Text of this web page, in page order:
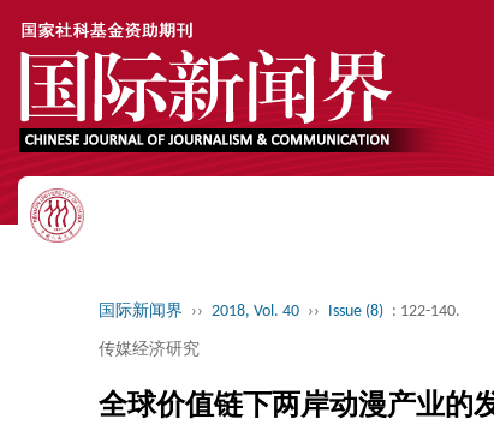
国际新闻界 ›› 2018, Vol. 40 ›› Issue (8) : 122-140.
传媒经济研究
全球价值链下两岸动漫产业